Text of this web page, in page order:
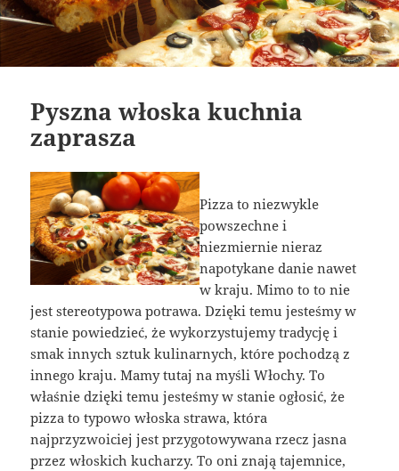
Pyszna włoska kuchnia
zaprasza
Pizza to niezwykle
powszechne i
niezmiernie nieraz
napotykane danie nawet
w kraju. Mimo to to nie
jest stereotypowa potrawa. Dzięki temu jesteśmy w
stanie powiedzieć, że wykorzystujemy tradycję i
smak innych sztuk kulinarnych, które pochodzą z
innego kraju. Mamy tutaj na myśli Włochy. To
właśnie dzięki temu jesteśmy w stanie ogłosić, że
pizza to typowo włoska strawa, która
najprzyzwoiciej jest przygotowywana rzecz jasna
przez włoskich kucharzy. To oni znają tajemnice,